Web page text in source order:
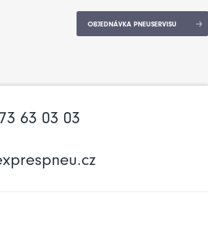
OBJEDNÁVKA PNEUSERVISU
63 03 03